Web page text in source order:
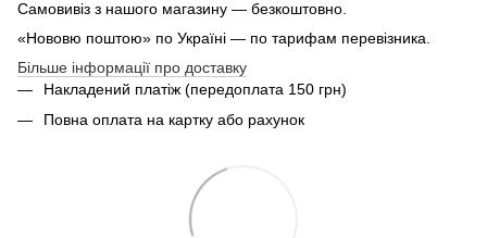
Самовивіз з нашого магазину — безкоштовно.
«Нововю поштою» по Україні — по тарифам перевізника.
Більше інформації про доставку
Накладений платіж (передоплата 150 грн)
Повна оплата на картку або рахунок